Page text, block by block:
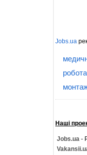
Jobs.ua
Наші
Jobs.ua -